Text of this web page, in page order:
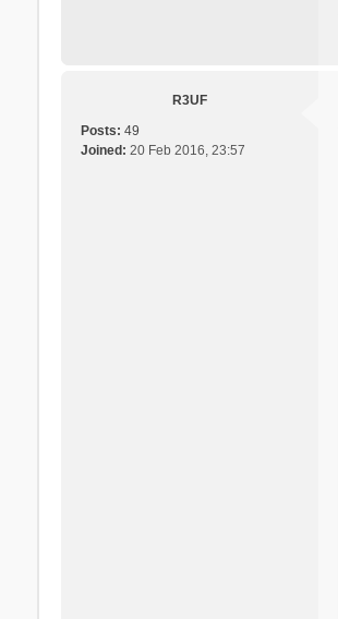
R3UF
Posts: 49
Joined: 20 Feb 2016, 23:57